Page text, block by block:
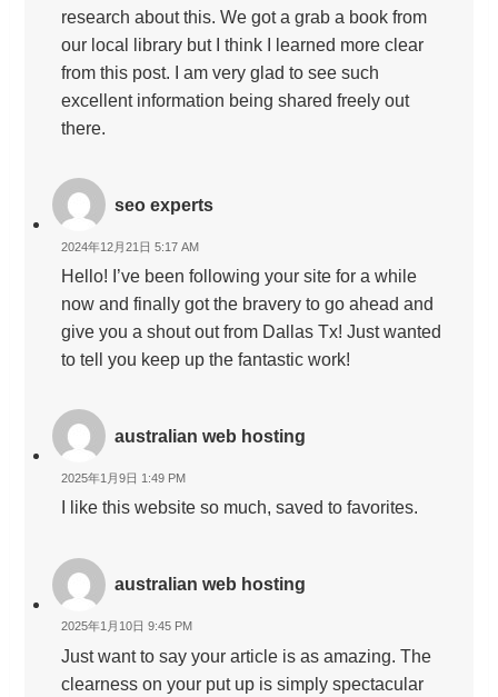
research about this. We got a grab a book from
our local library but I think I learned more clear
from this post. I am very glad to see such
excellent information being shared freely out
there.
seo experts
2024年12月21日 5:17 AM
Hello! I’ve been following your site for a while
now and finally got the bravery to go ahead and
give you a shout out from Dallas Tx! Just wanted
to tell you keep up the fantastic work!
australian web hosting
2025年1月9日 1:49 PM
I like this website so much, saved to favorites.
australian web hosting
2025年1月10日 9:45 PM
Just want to say your article is as amazing. The
clearness on your put up is simply spectacular